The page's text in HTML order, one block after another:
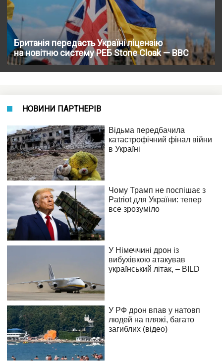
Британія передасть Україні ліцензію
на новітню систему РЕБ Stone Cloak — BBC
НОВИНИ ПАРТНЕРІВ